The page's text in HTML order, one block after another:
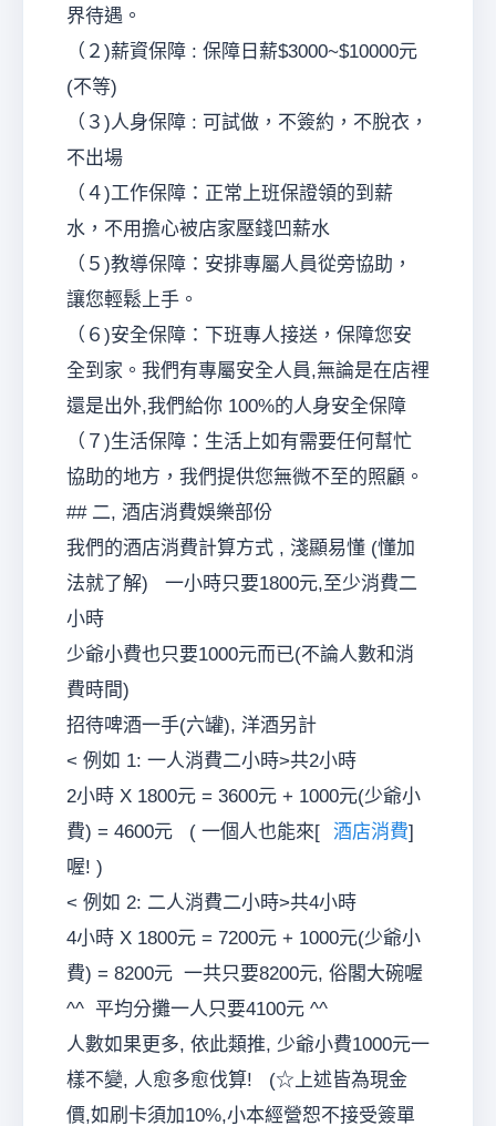
界待遇。
（２)薪資保障 : 保障日薪$3000~$10000元
(不等)
（３)人身保障 : 可試做，不簽約，不脫衣，
不出場
（４)工作保障：正常上班保證領的到薪
水，不用擔心被店家壓錢凹薪水
（５)教導保障：安排專屬人員從旁協助，
讓您輕鬆上手。
（６)安全保障：下班專人接送，保障您安
全到家。我們有專屬安全人員,無論是在店裡
還是出外,我們給你 100%的人身安全保障
（７)生活保障：生活上如有需要任何幫忙
協助的地方，我們提供您無微不至的照顧。
## 二, 酒店消費娛樂部份
我們的酒店消費計算方式 , 淺顯易懂 (懂加
法就了解) 一小時只要1800元,至少消費二
小時
少爺小費也只要1000元而已(不論人數和消
費時間)
招待啤酒一手(六罐), 洋酒另計
< 例如 1: 一人消費二小時>共2小時
2小時 X 1800元 = 3600元 + 1000元(少爺小
費) = 4600元 ( 一個人也能來[
酒店消費]
喔! )
< 例如 2: 二人消費二小時>共4小時
4小時 X 1800元 = 7200元 + 1000元(少爺小
費) = 8200元 一共只要8200元, 俗閣大碗喔
^^ 平均分攤一人只要4100元 ^^
人數如果更多, 依此類推, 少爺小費1000元一
樣不變, 人愈多愈伐算! (☆上述皆為現金
價,如刷卡須加10%,小本經營恕不接受簽單